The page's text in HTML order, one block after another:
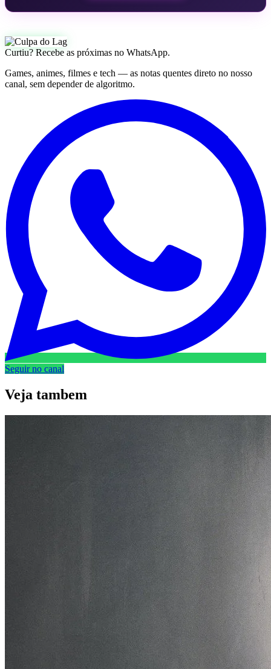
Curtiu? Recebe as próximas no WhatsApp.
Games, animes, filmes e tech — as notas quentes direto no nosso
canal, sem depender de algoritmo.
Seguir no canal
Veja tambem